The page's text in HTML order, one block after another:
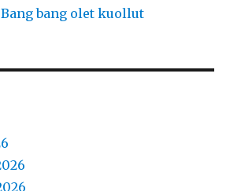
Bang bang olet kuollut